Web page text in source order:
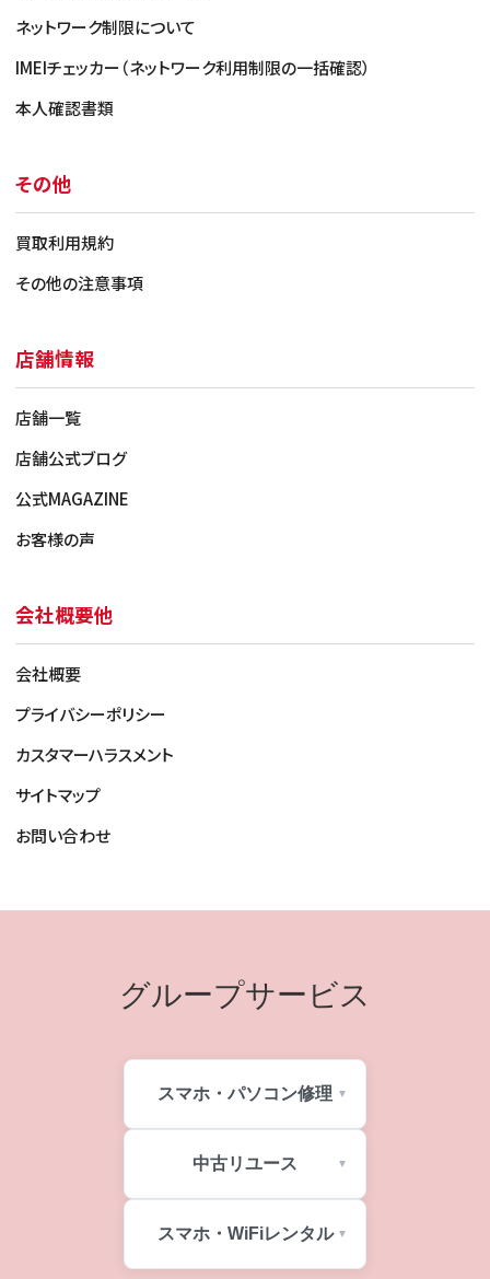
ネットワーク制限について
IMEIチェッカー（ネットワーク利用制限の一括確認）
本人確認書類
その他
買取利用規約
その他の注意事項
店舗情報
店舗一覧
店舗公式ブログ
公式MAGAZINE
お客様の声
会社概要他
会社概要
プライバシーポリシー
カスタマーハラスメント
サイトマップ
お問い合わせ
グループサービス
スマホ・パソコン修理
中古リユース
スマホ・WiFiレンタル